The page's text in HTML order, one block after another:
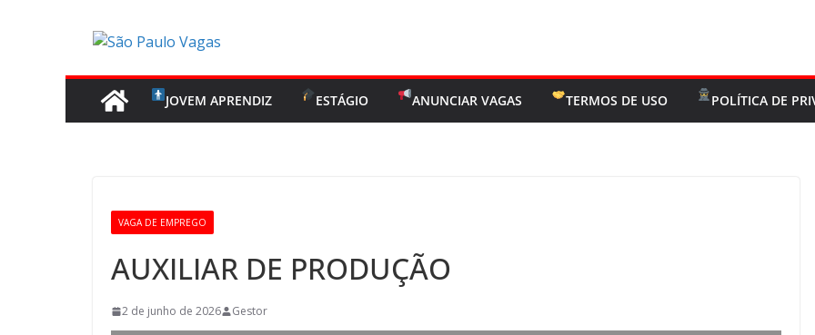
para
conteúdo
JOVEM APRENDIZ ESTÁGIO ANUNCIAR VAGAS TERMOS DE USO POLÍTICA DE
VAGA DE EMPREGO
AUXILIAR DE PRODUÇÃO
2 de junho de 2026 Gestor